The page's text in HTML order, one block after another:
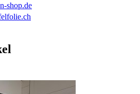
shop.de